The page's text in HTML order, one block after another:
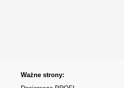
Ważne strony: